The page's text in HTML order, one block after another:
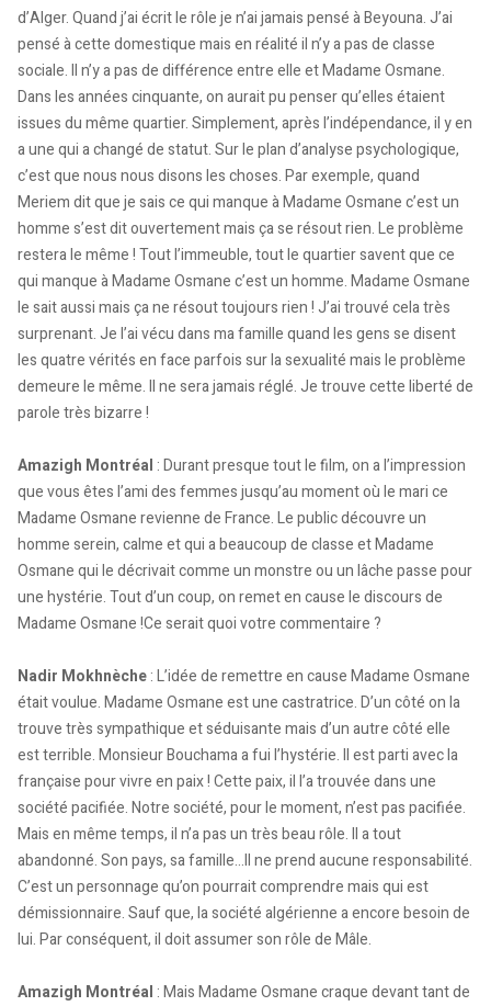
d’Alger. Quand j’ai écrit le rôle je n’ai jamais pensé à Beyouna. J’ai
pensé à cette domestique mais en réalité il n’y a pas de classe
sociale. Il n’y a pas de différence entre elle et Madame Osmane.
Dans les années cinquante, on aurait pu penser qu’elles étaient
issues du même quartier. Simplement, après l’indépendance, il y en
a une qui a changé de statut. Sur le plan d’analyse psychologique,
c’est que nous nous disons les choses. Par exemple, quand
Meriem dit que je sais ce qui manque à Madame Osmane c’est un
homme s’est dit ouvertement mais ça se résout rien. Le problème
restera le même ! Tout l’immeuble, tout le quartier savent que ce
qui manque à Madame Osmane c’est un homme. Madame Osmane
le sait aussi mais ça ne résout toujours rien ! J’ai trouvé cela très
surprenant. Je l’ai vécu dans ma famille quand les gens se disent
les quatre vérités en face parfois sur la sexualité mais le problème
demeure le même. Il ne sera jamais réglé. Je trouve cette liberté de
parole très bizarre !
Amazigh Montréal : Durant presque tout le film, on a l’impression
que vous êtes l’ami des femmes jusqu’au moment où le mari ce
Madame Osmane revienne de France. Le public découvre un
homme serein, calme et qui a beaucoup de classe et Madame
Osmane qui le décrivait comme un monstre ou un lâche passe pour
une hystérie. Tout d’un coup, on remet en cause le discours de
Madame Osmane !Ce serait quoi votre commentaire ?
Nadir Mokhnèche: L’idée de remettre en cause Madame Osmane
était voulue. Madame Osmane est une castratrice. D’un côté on la
trouve très sympathique et séduisante mais d’un autre côté elle
est terrible. Monsieur Bouchama a fui l’hystérie. Il est parti avec la
française pour vivre en paix ! Cette paix, il l’a trouvée dans une
société pacifiée. Notre société, pour le moment, n’est pas pacifiée.
Mais en même temps, il n’a pas un très beau rôle. Il a tout
abandonné. Son pays, sa famille…Il ne prend aucune responsabilité.
C’est un personnage qu’on pourrait comprendre mais qui est
démissionnaire. Sauf que, la société algérienne a encore besoin de
lui. Par conséquent, il doit assumer son rôle de Mâle.
Amazigh Montréal : Mais Madame Osmane craque devant tant de